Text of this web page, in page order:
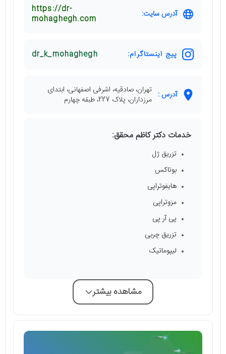
آدرس سایت:
https://dr-
mohaghegh.com
پیج اینستاگرام: dr_k_mohaghegh
آدرس : تهران، صادقیه، اشرفی اصفهانی، ابتدای
مرزداران، پلاک 227، طبقه چهارم
خدمات دکتر کاظم محقق:
تزریق ژل
بوتاکس
هایفوتراپی
مزوتراپی
پی آر پی
تزریق چربی
لیپوماتیک
مشاهده بیشتر